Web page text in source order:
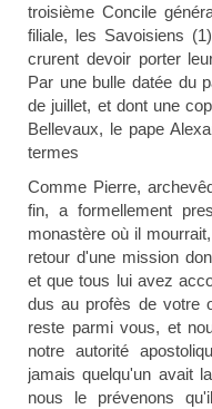
troisième Concile
filiale, les Savoisiens
crurent devoir porter
Par une bulle datée du
de juillet, et dont une
Bellevaux, le pape
termes
Comme Pierre,
fin, a formellement
monastère où il
retour d'une mission
et que tous lui avez
dus au profès de votre
reste parmi vous, et
notre autorité
jamais quelqu'un avait
nous le prévenons